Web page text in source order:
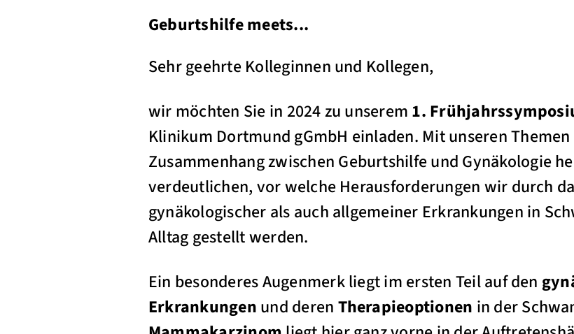
Geburtshilfe meets...
Sehr geehrte Kolleginnen und Kollegen,
wir möchten Sie in 2024 zu unserem 1.
Klinikum Dortmund gGmbH einladen. Mit unseren
Zusammenhang zwischen Geburtshilfe und Gynäkologie
verdeutlichen, vor welche Herausforderungen wir durch
gynäkologischer als auch allgemeiner Erkrankungen in
Alltag gestellt werden.
Ein besonderes Augenmerk liegt im ersten Teil auf den
Erkrankungen und deren Therapieoptionen in der